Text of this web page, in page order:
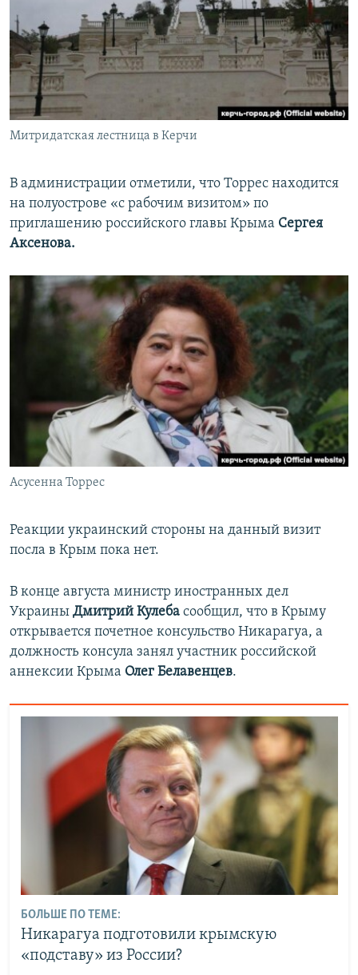
Митридатская лестница в Керчи
В администрации отметили, что Торрес находится
на полуострове «с рабочим визитом» по
приглашению российского главы Крыма Сергея
Аксенова.
Асусенна Торрес
Реакции украинский стороны на данный визит
посла в Крым пока нет.
В конце августа министр иностранных дел
Украины Дмитрий Кулеба сообщил, что в Крыму
открывается почетное консульство Никарагуа, а
должность консула занял участник российской
аннексии Крыма Олег Белавенцев.
БОЛЬШЕ ПО ТЕМЕ:
Никарагуа подготовили крымскую
«подставу» из России?